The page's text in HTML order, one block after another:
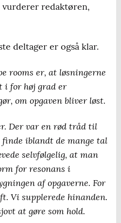
vurderer redaktøren,
deltager er også klar.
rooms er, at løsningerne
i for høj grad er
om opgaven bliver løst.
Der var en rød tråd til
iblandt de mange tal
selvfølgelig, at man
for resonans i
af opgaverne. For
Vi supplerede hinanden.
at gøre som hold.